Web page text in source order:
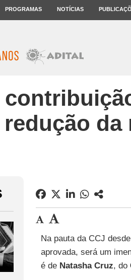
PROGRAMAS NOTÍCIAS
redução da
Na pauta da CCJ
aprovada, será um
é deNatasha Cruz, do